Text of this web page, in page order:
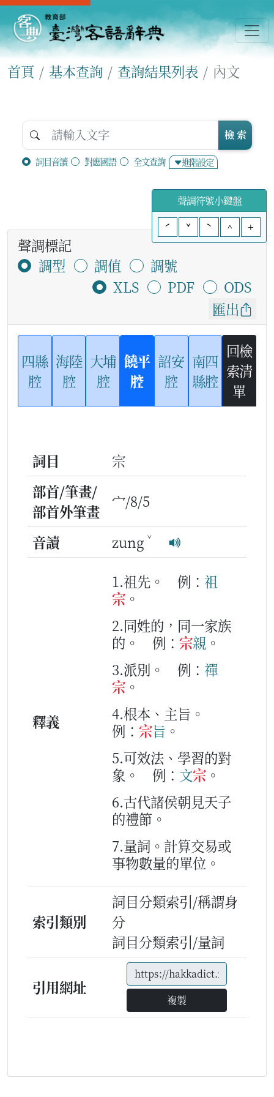
首頁 基本查詢 查詢結果列表 內文
詞目音讀 對應國語 全文查詢 進階設定
檢 索
聲調符號小鍵盤
ˊ
ˇ ˋ ^ +
聲調標記
調型
調值
調號
XLS
PDF
ODS
匯出
四縣
腔
海陸
腔
大埔
腔
饒平
腔
詔安
腔
南四
縣腔
回檢
索清
單
詞目
宗
部首/筆畫/
部首外筆畫
宀/8/5
音讀 zung ˇ
釋義
1.祖先。 例： 祖
宗 。
2.同姓的，同一家族
的。
例： 宗親 。
3.派別。
例： 禪
宗 。
4.根本、主旨。
例： 宗旨 。
5.可效法、學習的對
象。
例： 文宗 。
6.古代諸侯朝見天子
的禮節。
7.量詞。計算交易或
事物數量的單位。
索引類別
詞目分類索引/稱謂身
分
詞目分類索引/量詞
引用網址
複製